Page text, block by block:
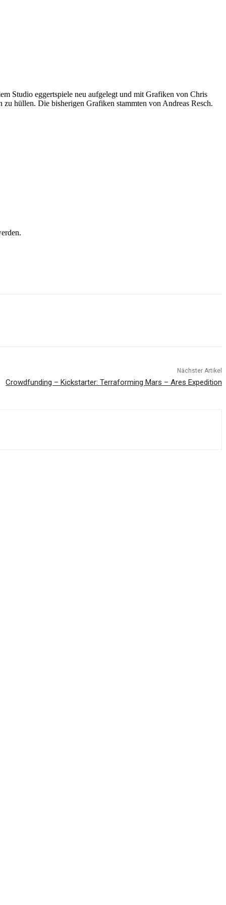
Studio eggertspiele neu aufgelegt und mit Grafiken von Chris
hüllen. Die bisherigen Grafiken stammten von Andreas Resch.
Nächster Artikel
Crowdfunding – Kickstarter: Terraforming Mars – Ares Expedition